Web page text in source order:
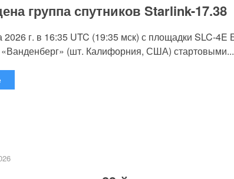
группа спутников Starlink-17.38
2026 г. в 16:35 UTC (19:35 мск) с площадки SLC-4E
(шт. Калифорния, США) стартовыми...